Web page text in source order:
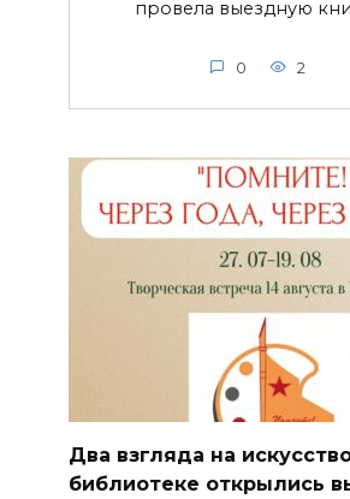
провела выездную
0 2
Два взгляда на
библиотеке открылись